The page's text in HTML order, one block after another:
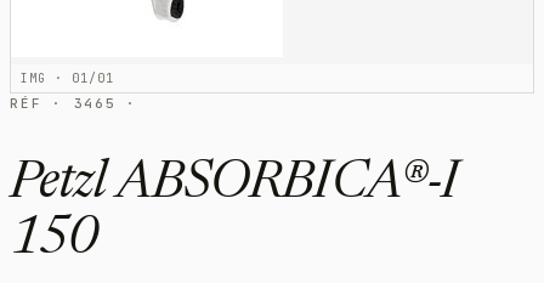
IMG · 01/01
RÉF · 3465 ·
Petzl ABSORBICA®-I
150